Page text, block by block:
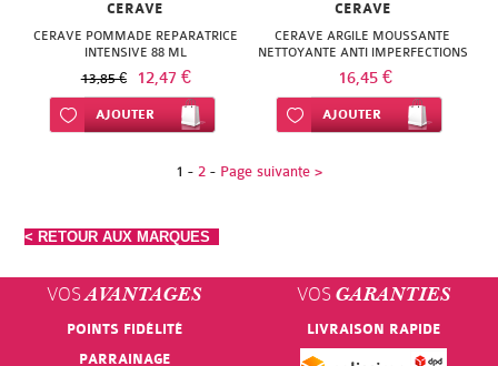
CERAVE
CERAVE POMMADE REPARATRICE
INTENSIVE 88 ML
13,85 € 12,47 €
Ajouter à ma liste d’envie
AJOUTER
CERAVE
CERAVE ARGILE MOUSSANTE
NETTOYANTE ANTI IMPERFECTIONS
118ML
16,45 €
Ajouter à ma liste d’envie
AJOUTER
1 - 2 - Page suivante >
< RETOUR AUX MARQUES
VOS AVANTAGES
POINTS FIDÉLITÉ
PARRAINAGE
VOS GARANTIES
LIVRAISON RAPIDE